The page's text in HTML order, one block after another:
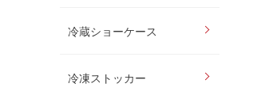
冷蔵ショーケース
冷凍ストッカー